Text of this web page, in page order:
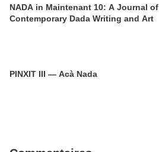
NADA in Maintenant 10: A Journal of
Contemporary Dada Writing and Art
PINXIT III — Acà Nada